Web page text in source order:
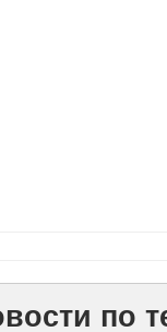
по